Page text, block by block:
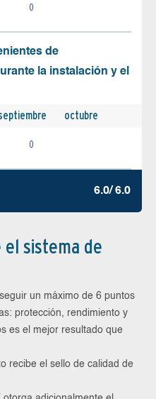
0
de
la instalación y el
octubre
0
6.0/ 6.0
sistema de
un máximo de 6 puntos
protección, rendimiento y
es el mejor resultado que
recibe el sello de calidad de